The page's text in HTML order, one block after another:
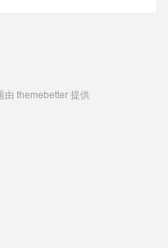
由 themebetter提供